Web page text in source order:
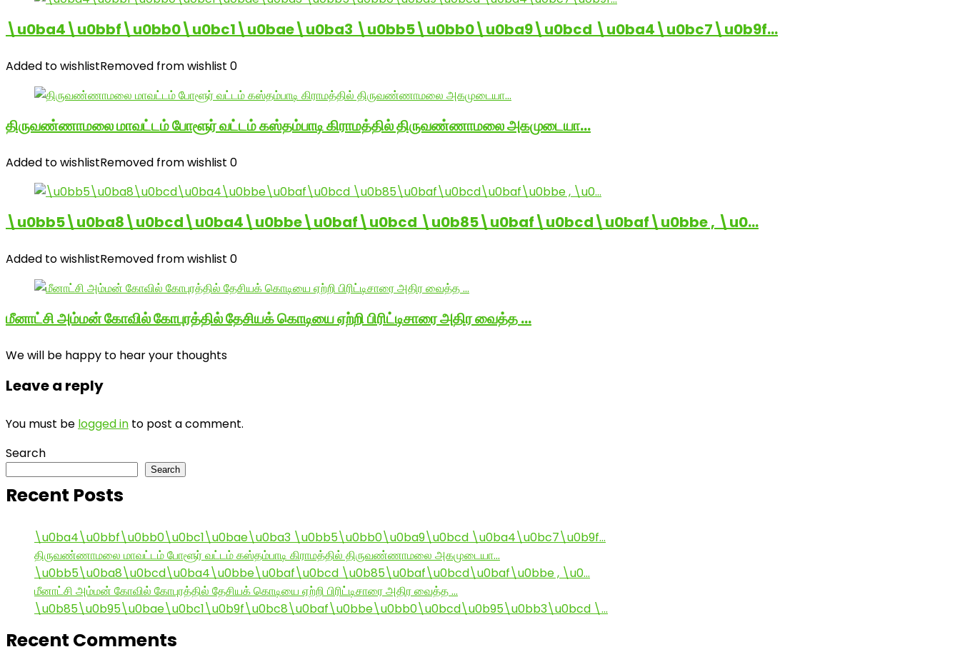
\u0ba4\u0bbf\u0bb0\u0bc1\u0bae\u0ba3 \u0bb5\u0bb0\u0ba9\u0bcd \u0ba4\u0bc7\u0b9f…
Added to wishlistRemoved from wishlist 0
திருவண்ணாமலை மாவட்டம் போளூர் வட்டம் கஸ்தம்பாடி கிராமத்தில் திருவண்ணாமலை அகமுடையா…
Added to wishlistRemoved from wishlist 0
\u0bb5\u0ba8\u0bcd\u0ba4\u0bbe\u0baf\u0bcd \u0b85\u0baf\u0bcd\u0baf\u0bbe , \u0…
Added to wishlistRemoved from wishlist 0
மீனாட்சி அம்மன் கோவில் கோபுரத்தில் தேசியக் கொடியை ஏற்றி பிரிட்டிசாரை அதிர வைத்த …
We will be happy to hear your thoughts
Leave a reply
You must be logged in to post a comment.
Search
Search
Recent Posts
\u0ba4\u0bbf\u0bb0\u0bc1\u0bae\u0ba3 \u0bb5\u0bb0\u0ba9\u0bcd \u0ba4\u0bc7\u0b9f…
திருவண்ணாமலை மாவட்டம் போளூர் வட்டம் கஸ்தம்பாடி கிராமத்தில் திருவண்ணாமலை அகமுடையா…
\u0bb5\u0ba8\u0bcd\u0ba4\u0bbe\u0baf\u0bcd \u0b85\u0baf\u0bcd\u0baf\u0bbe , \u0…
மீனாட்சி அம்மன் கோவில் கோபுரத்தில் தேசியக் கொடியை ஏற்றி பிரிட்டிசாரை அதிர வைத்த …
\u0b85\u0b95\u0bae\u0bc1\u0b9f\u0bc8\u0baf\u0bbe\u0bb0\u0bcd\u0b95\u0bb3\u0bcd \…
Recent Comments